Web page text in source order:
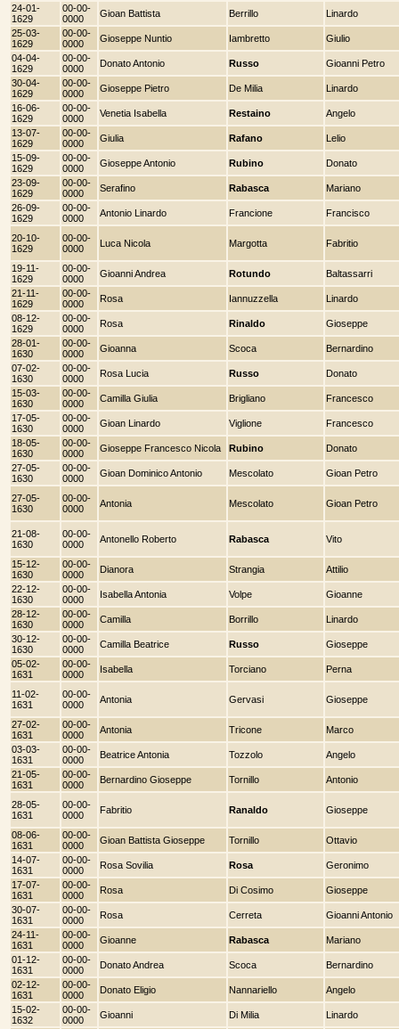
24-01-
1629
00-00-
0000
Gioan Battista Berrillo
Linardo
25-03-
1629
00-00-
0000
Gioseppe Nuntio Iambretto
Giulio
04-04-
1629
00-00-
0000
Donato Antonio Russo
Gioanni Petro
30-04-
1629
00-00-
0000
Gioseppe Pietro De Milia
Linardo
16-06-
1629
00-00-
0000
Venetia Isabella Restaino
Angelo
13-07-
1629
00-00-
0000
Giulia Rafano
Lelio
15-09-
1629
00-00-
0000
Gioseppe Antonio Rubino
Donato
23-09-
1629
00-00-
0000
Serafino Rabasca
Mariano
26-09-
1629
00-00-
0000
Antonio Linardo Francione Francisco
20-10-
1629
00-00-
0000
Luca Nicola Margotta Fabritio
19-11-
1629
00-00-
0000
Gioanni Andrea Rotundo
Baltassarri
21-11-
1629
00-00-
0000
Rosa Iannuzzella
Linardo
08-12-
1629
00-00-
0000
Rosa Rinaldo
Gioseppe
28-01-
1630
00-00-
0000
Gioanna Scoca
Bernardino
07-02-
1630
00-00-
0000
Rosa Lucia Russo
Donato
15-03-
1630
00-00-
0000
Camilla Giulia Brigliano
Francesco
17-05-
1630
00-00-
0000
Gioan Linardo Viglione
Francesco
18-05-
1630
00-00-
0000
Gioseppe Francesco Nicola Rubino
Donato
27-05-
1630
00-00-
0000
Gioan Dominico Antonio Mescolato Gioan Petro
27-05-
1630
00-00-
0000
Antonia Mescolato Gioan Petro
21-08-
1630
00-00-
0000
Antonello Roberto Rabasca Vito
15-12-
1630
00-00-
0000
Dianora Strangia
Attilio
22-12-
1630
00-00-
0000
Isabella Antonia Volpe
Gioanne
28-12-
1630
00-00-
0000
Camilla Borrillo
Linardo
30-12-
1630
00-00-
0000
Camilla Beatrice Russo
Gioseppe
05-02-
1631
00-00-
0000
Isabella Torciano Perna
11-02-
1631
00-00-
0000
Antonia Gervasi Gioseppe
27-02-
1631
00-00-
0000
Antonia Tricone
Marco
03-03-
1631
00-00-
0000
Beatrice Antonia Tozzolo
Angelo
21-05-
1631
00-00-
0000
Bernardino Gioseppe Tornillo Antonio
28-05-
1631
00-00-
0000
Fabritio Ranaldo Gioseppe
08-06-
1631
00-00-
0000
Gioan Battista Gioseppe Tornillo
Ottavio
14-07-
1631
00-00-
0000
Rosa Sovilia Rosa
Geronimo
17-07-
1631
00-00-
0000
Rosa Di Cosimo
Gioseppe
30-07-
1631
00-00-
0000
Rosa Cerreta
Gioanni Antonio
24-11-
1631
00-00-
0000
Gioanne Rabasca
Mariano
01-12-
1631
00-00-
0000
Donato Andrea Scoca
Bernardino
02-12-
1631
00-00-
0000
Donato Eligio Nannariello
Angelo
15-02-
1632
00-00-
0000
Gioanni Di Milia
Linardo